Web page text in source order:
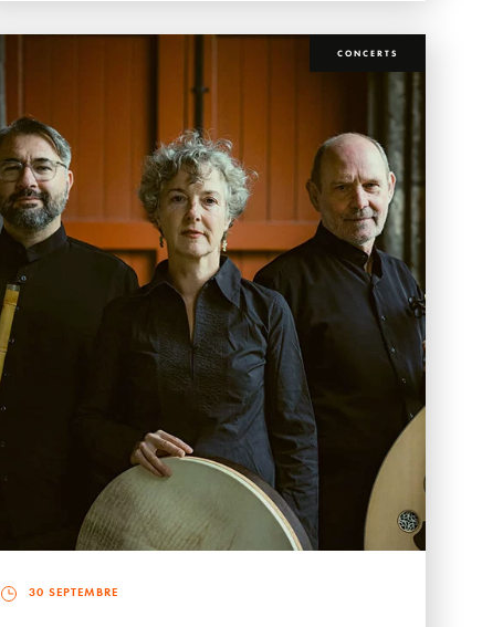
CONCERTS
30 SEPTEMBRE